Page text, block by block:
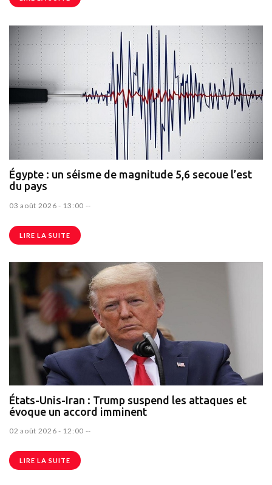
Égypte : un séisme de magnitude 5,6 secoue l’est
du pays
03 août 2026 - 13:00 --
LIRE LA SUITE
États-Unis-Iran : Trump suspend les attaques et
évoque un accord imminent
02 août 2026 - 12:00 --
LIRE LA SUITE